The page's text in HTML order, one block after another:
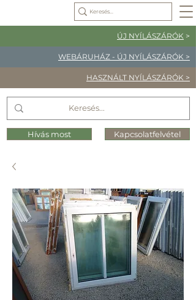
ÚJ NYÍLÁSZÁRÓK >
WEBÁRUHÁZ - ÚJ NYÍLÁSZÁRÓK >
HASZNÁLT NYÍLÁSZÁRÓK >
Hívás most Kapcsolatfelvétel